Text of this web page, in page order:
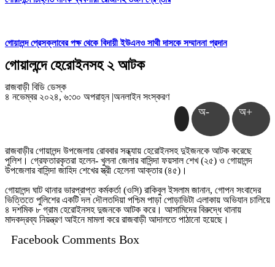
গোয়ালন্দ প্রেসক্লাবের পক্ষ থেকে বিদায়ী ইউএনও সাথী দাসকে সম্মাননা প্রদান
গোয়ালন্দে হেরোইনসহ ২ আটক
রাজবাড়ী বিডি ডেস্ক
৪ নভেম্বর ২০২৪, ৬:৩০ অপরাহ্ন |অনলাইন সংস্করণ
অ- অ+
রাজবাড়ীর গোয়ালন্দ উপজেলায় রোববার সন্ধ্যায় হেরোইনসহ দুইজনকে আটক করেছে
পুলিশ। গ্রেফতারকৃতরা হলেন- খুলনা জেলার বাসিন্দা ফয়সাল শেখ (২৫) ও গোয়ালন্দ
উপজেলার বাসিন্দা জাহিদ শেখের স্ত্রী হেলেনা আক্তার (৪৫)।
গোয়ালন্দ ঘাট থানার ভারপ্রাপ্ত কর্মকর্তা (ওসি) রাকিবুল ইসলাম জানান, গোপন সংবাদের
ভিত্তিতে পুলিশের একটি দল দৌলতদিয়া পশ্চিম পাড়া পোড়াভিটা এলাকায় অভিযান চালিয়ে
৪ দশমিক ৮ গ্রাম হেরোইনসহ দুজনকে আটক করে। আসামিদের বিরুদ্ধে থানায়
মাদকদ্রব্য নিয়ন্ত্রণ আইনে মামলা করে রাজবাড়ী আদালতে পাঠানো হয়েছে।
Facebook Comments Box